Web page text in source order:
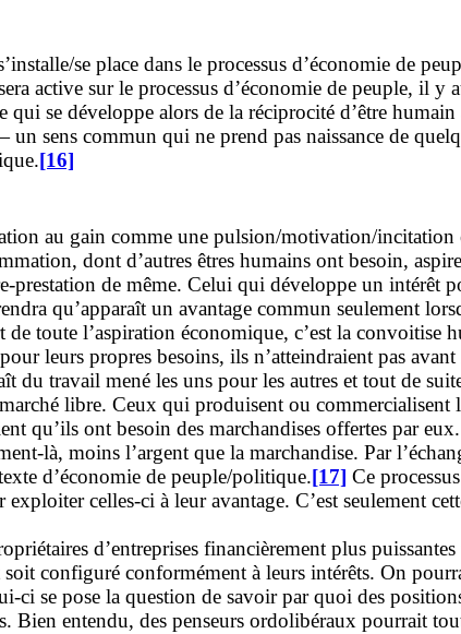
se place dans le processus d’économie de
active sur le processus d’économie de peuple, il y
se développe alors de la réciprocité d’être humain
sens commun qui ne prend pas naissance de
[16]
au gain comme une pulsion/motivation/
dont d’autres êtres humains ont besoin,
prestation de même. Celui qui développe un intérêt
qu’apparaît un avantage commun seulement
de toute l’aspiration économique, c’est la convoitise
leurs propres besoins, ils n’atteindraient pas
du travail mené les uns pour les autres et tout de
libre. Ceux qui produisent ou commercialisent
qu’ils ont besoin des marchandises offertes par
là, moins l’argent que la marchandise. Par
d’économie de peuple/politique.[17] Ce
celles-ci à leur avantage. C’est seulement
d’entreprises financièrement plus
configuré conformément à leurs intérêts. On
ci se pose la question de savoir par quoi des
Bien entendu, des penseurs ordolibéraux pourrait